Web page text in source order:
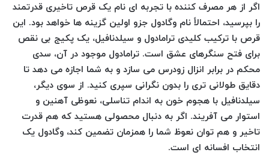
اگر از هر مصرف کننده با تجربه ای نام یک قرص تاخیری قدرتمند
را بپرسید، احتمالاً نام وگادول جزو اولین گزینه ها خواهد بود. این
قرص با ترکیب کلیدی ترامادول و سیلدنافیل، یک پکیج بی نقص
برای فتح سنگرهای عشق است. ترامادول موجود در آن، سدی
محکم در برابر انزال زودرس می سازد و به شما اجازه می دهد تا
دقایق طولانی تری را بدون نگرانی سپری کنید. از سوی دیگر،
سیلدنافیل با هجوم خون به اندام تناسلی، نعوظی آهنین و
استوار می آفریند. اگر به دنبال محصولی هستید که هم قدرت
تاخیر و هم توان نعوظ شما را همزمان تضمین کند، وگادول یک
انتخاب افسانه ای است.